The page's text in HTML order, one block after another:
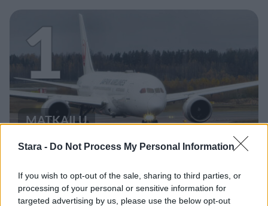
Stara - Do Not Process My Personal Information
If you wish to opt-out of the sale, sharing to third parties, or
processing of your personal or sensitive information for
targeted advertising by us, please use the below opt-out
1
MATKAILU
Maailman eniten matkustaneet
valitsivat suosikkikohteensa –
yllättävä voittaja